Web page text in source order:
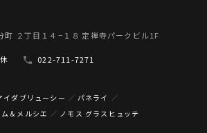
町 ２丁目１４−１８ 定禅寺パークビル1F
022-711-7271
イダブリューシー
パネライ
＆メルシエ ノモス グラスヒュッテ